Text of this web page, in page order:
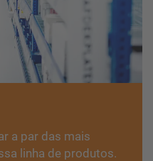
a par das mais
linha de produtos.